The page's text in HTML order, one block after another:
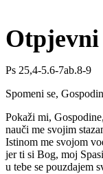
Otpjevni
Ps 25,4-5.6-7ab.8-9
Spomeni se,
Pokaži mi,
nauči me svojim
Istinom me svojom
jer ti si Bog, moj
u tebe se pouzdajem